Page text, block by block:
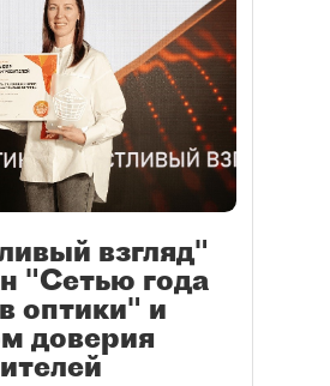
взгляд"
"Сетью года
оптики" и
доверия